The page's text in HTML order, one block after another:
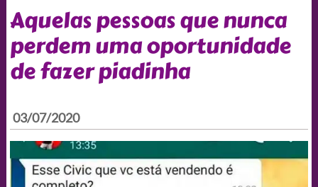
Aquelas pessoas que nunca
perdem uma oportunidade
de fazer piadinha
03/07/2020